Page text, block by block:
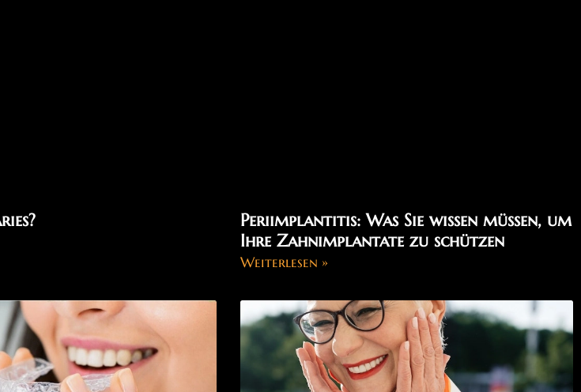
Periimplantitis: Was Sie wissen müssen, um
Ihre Zahnimplantate zu schützen
Weiterlesen »